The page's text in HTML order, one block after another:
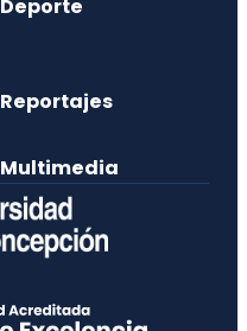
Deporte
Reportajes
Multimedia